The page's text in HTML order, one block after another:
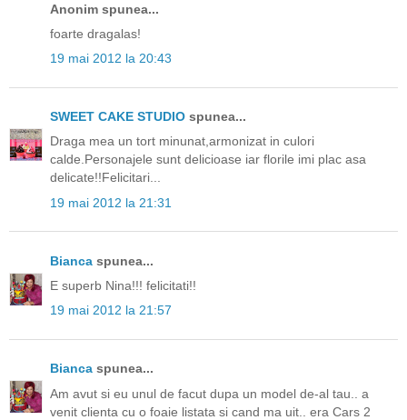
Anonim spunea...
foarte dragalas!
19 mai 2012 la 20:43
SWEET CAKE STUDIO spunea...
Draga mea un tort minunat,armonizat in culori
calde.Personajele sunt delicioase iar florile imi plac asa
delicate!!Felicitari...
19 mai 2012 la 21:31
Bianca spunea...
E superb Nina!!! felicitati!!
19 mai 2012 la 21:57
Bianca spunea...
Am avut si eu unul de facut dupa un model de-al tau.. a
venit clienta cu o foaie listata si cand ma uit.. era Cars 2